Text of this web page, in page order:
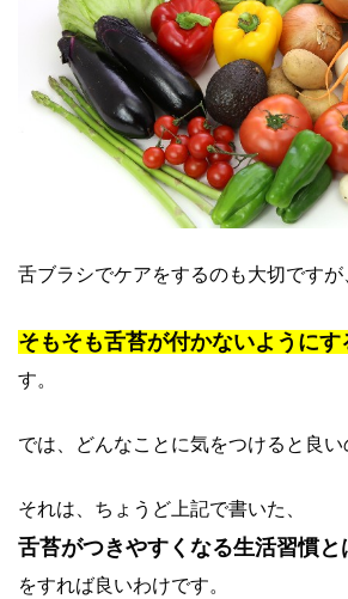
舌ブラシでケアをするのも大切ですが
そもそも舌苔が付かないようにす
す。
では、どんなことに気をつけると良い
それは、ちょうど上記で書いた、
舌苔がつきやすくなる生活習慣と
をすれば良いわけです。